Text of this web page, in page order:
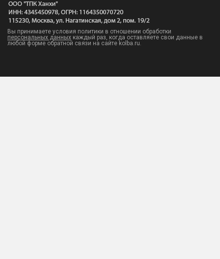
Вы принимаете условия политики в отношении обработки
персональных данных каждый раз, когда оставляете свои данные в
любой форме обратной связи на сайте kolba.ru.